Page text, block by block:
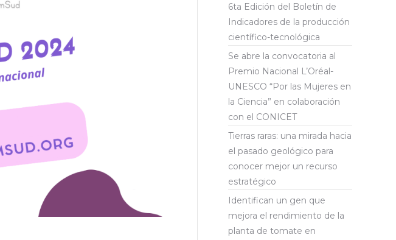
6ta Edición del Boletín de
Indicadores de la producción
científico-tecnológica
Se abre la convocatoria al
Premio Nacional L’Oréal-
UNESCO “Por las Mujeres en
la Ciencia” en colaboración
con el CONICET
Tierras raras: una mirada hacia
el pasado geológico para
conocer mejor un recurso
estratégico
Identifican un gen que
mejora el rendimiento de la
planta de tomate en